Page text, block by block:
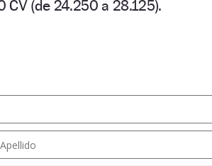
CV (de 24.250 a 28.125).